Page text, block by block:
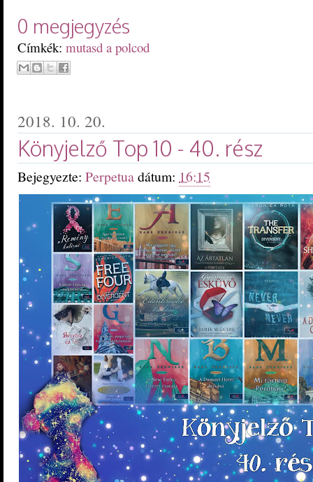
0 megjegyzés
Címkék: mutasd a polcod
2018. 10. 20.
Könyjelző Top 10 - 40. rész
Bejegyezte: Perpetuadátum: 16:15